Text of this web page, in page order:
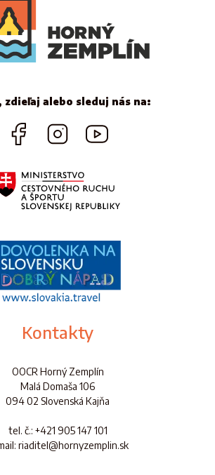
zdieľaj alebo sleduj nás na:
Kontakty
OOCR Horný Zemplín
Malá Domaša 106
094 02 Slovenská Kajňa
tel. č.: +421 905 147 101
riaditel@hornyzemplin.sk